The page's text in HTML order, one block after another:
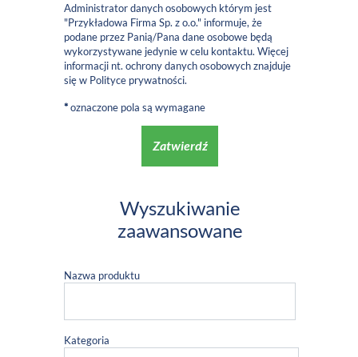
Administrator danych osobowych którym jest
"Przykładowa Firma Sp. z o.o." informuje, że
podane przez Panią/Pana dane osobowe będą
wykorzystywane jedynie w celu kontaktu. Więcej
informacji nt. ochrony danych osobowych znajduje
się w Polityce prywatności.
*oznaczone pola są wymagane
Zatwierdź
Wyszukiwanie
zaawansowane
Nazwa produktu
Kategoria